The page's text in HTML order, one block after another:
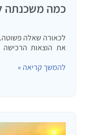
כמה משכנתה
לכאורה שאלה
את הוצאות
דירה בשני מיליון שקלים, יש
להמשך קריאה »